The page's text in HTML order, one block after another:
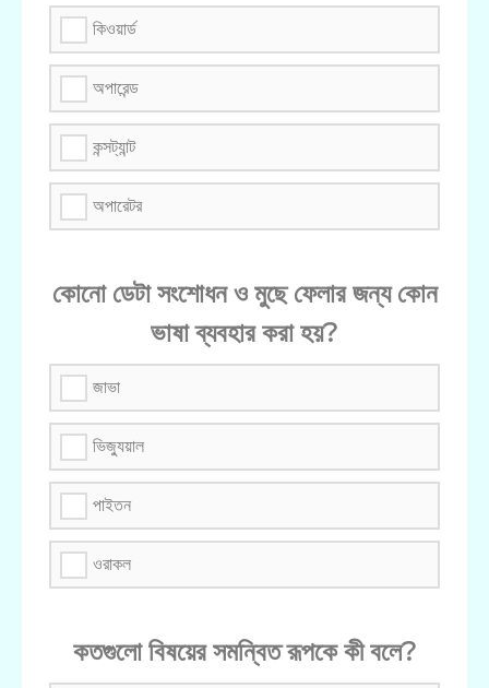
কিওয়ার্ড
অপারেন্ড
কন্সট্যান্ট
অপারেটর
কোনো ডেটা সংশোধন ও মুছে ফেলার জন্য কোন
ভাষা ব্যবহার করা হয়?
জাভা
ভিজ্যুয়াল
পাইতন
ওরাকল
কতগুলো বিষয়ের সমন্বিত রূপকে কী বলে?